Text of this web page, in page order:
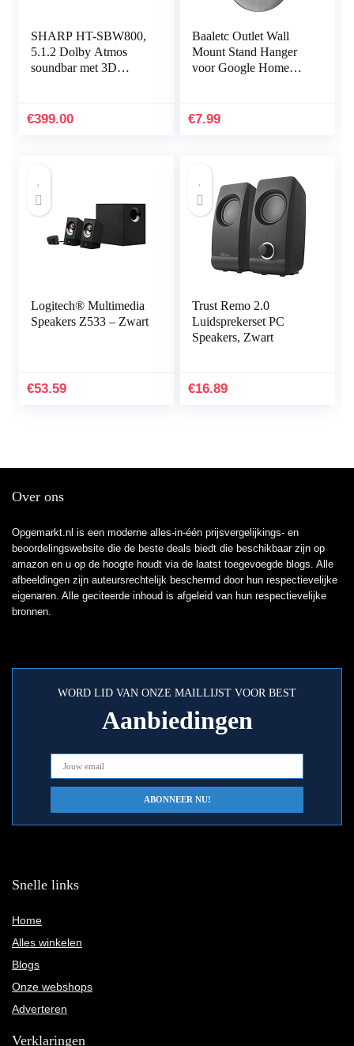
SHARP HT-SBW800,
5.1.2 Dolby Atmos
soundbar met 3D
Bluetooth, 4K-
€399.00
Baaletc Outlet Wall
Mount Stand Hanger
voor Google Home
Plug in Keuken…
€7.99
Logitech® Multimedia
Speakers Z533 – Zwart
€53.59
Trust Remo 2.0
Luidsprekerset PC
Speakers, Zwart
€16.89
Over ons
Opgemarkt.nl is een moderne alles-in-één prijsvergelijkings- en
beoordelingswebsite die de beste deals biedt die beschikbaar zijn op
amazon en u op de hoogte houdt via de laatst toegevoegde blogs. Alle
afbeeldingen zijn auteursrechtelijk beschermd door hun respectievelijke
eigenaren. Alle geciteerde inhoud is afgeleid van hun respectievelijke
bronnen.
WORD LID VAN ONZE MAILLIJST VOOR BEST
Aanbiedingen
Snelle links
Home
Alles winkelen
Blogs
Onze webshops
Adverteren
Verklaringen